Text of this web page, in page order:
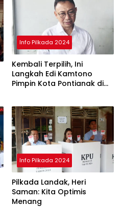
Info Pilkada 2024
Kembali Terpilih, Ini
Langkah Edi Kamtono
Pimpin Kota Pontianak di
Info Pilkada 2024
Pilkada Landak, Heri
Saman: Kita Optimis
Menang